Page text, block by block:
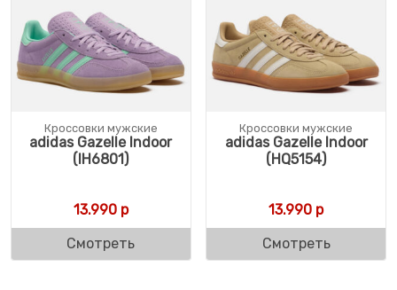
Кроссовки мужские
adidas Gazelle Indoor
(IH6801)
13.990р
Смотреть
Кроссовки мужские
adidas Gazelle Indoor
(HQ5154)
13.990 р
Смотреть